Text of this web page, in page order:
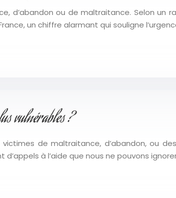
d’abandon ou de maltraitance. Selon un
un chiffre alarmant qui souligne
vulnérables ?
de maltraitance, d’abandon, ou
à l’aide que nous ne pouvons